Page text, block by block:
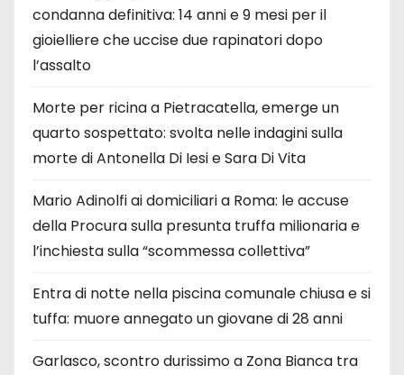
condanna definitiva: 14 anni e 9 mesi per il
gioielliere che uccise due rapinatori dopo
l’assalto
Morte per ricina a Pietracatella, emerge un
quarto sospettato: svolta nelle indagini sulla
morte di Antonella Di Iesi e Sara Di Vita
Mario Adinolfi ai domiciliari a Roma: le accuse
della Procura sulla presunta truffa milionaria e
l’inchiesta sulla “scommessa collettiva”
Entra di notte nella piscina comunale chiusa e si
tuffa: muore annegato un giovane di 28 anni
Garlasco, scontro durissimo a Zona Bianca tra